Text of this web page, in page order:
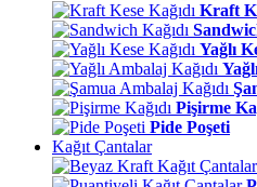
Kraft
Yağlı
Pişirme
Pide Poşeti
Kağıt Çantalar